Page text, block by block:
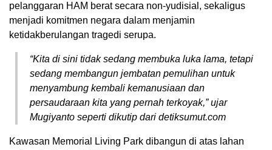
pelanggaran HAM berat secara non-yudisial, sekaligus
menjadi komitmen negara dalam menjamin
ketidakberulangan tragedi serupa.
“Kita di sini tidak sedang membuka luka lama, tetapi
sedang membangun jembatan pemulihan untuk
menyambung kembali kemanusiaan dan
persaudaraan kita yang pernah terkoyak,” ujar
Mugiyanto seperti dikutip dari detiksumut.com
Kawasan Memorial Living Park dibangun di atas lahan